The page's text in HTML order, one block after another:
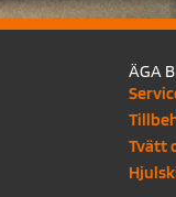
ÄGA
Tvätt